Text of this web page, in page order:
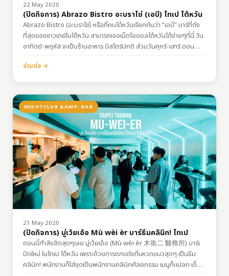
22 May 2020
(ปิดกิจการ) Abrazo Bistro อะบราโซ่ (เอบี) ไทเป ไต้หวัน
Abrazo Bistro (อะบราโซ่) หรือที่คนไต้หวันเรียกกันว่า “เอบี” บาร์ที่ดัง
ที่สุดของชาวเกย์ในไต้หวัน สามารถเจอเน็ตไอดอลไต้หวันได้ง่ายๆที่นี่ วัน
อาทิตย์-พฤหัส จะเป็นร้านอาหาร บิสโตร์ปกติ ส่วนวันศุกร์-เสาร์ ตอน
กลางวันเป็นบิสโตร์ กลางคืนเป็นบาร์ เพลงที่เปิดมีทั้งสากล และจีน บางที
ก็มีเพลงไทยอย่างแน่นอก หรือ รักติดไซเรน ค่าเข้าอาทิตย์-พฤหัสบดี: (ไม่
อ่านต่อ →
NIGHTCLUB &AMP; BAR
21 May 2020
(ปิดกิจการ) มู่เว้ยเอ้อ Mù wèi èr บาร์ธีมคลินิก! ไทเป
ตอนนี้กำลังฮิตสุดๆเลย มู่เว้ยเอ้อ (Mù wèi èr 木衛二 醫務所) บาร์เ
ปิดใหม่ ในไทเป ไต้หวัน เพราะด้วยการตกแต่งที่แหวกแนวสุดๆ เป็นธีม
คลินิก! พนักงานก็ใส่ชุดเป็นพนักงานคลินิกศัลยกรรม เมนูก็แปลก เด็ด